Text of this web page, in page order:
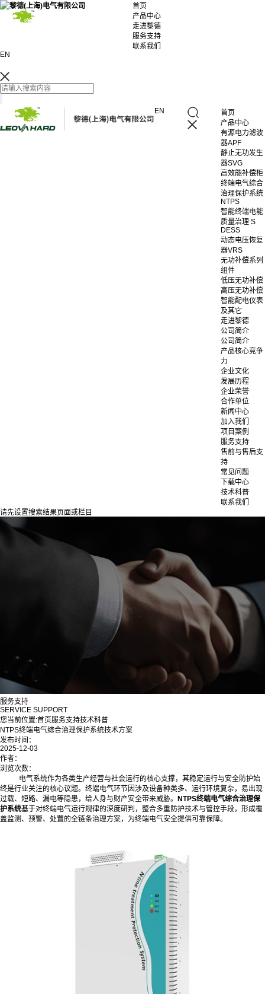
首页
产品中心
走进黎德
服务支持
联系我们
EN
EN
首页
产品中心
有源电力滤波
器APF
静止无功发生
器SVG
高效能补偿柜
终端电气综合
治理保护系统
NTPS
智能终端电能
质量治理 S
DESS
动态电压恢复
器VRS
无功补偿系列
组件
低压无功补偿
高压无功补偿
智能配电仪表
及其它
走进黎德
公司简介
公司简介
产品核心竞争
力
企业文化
发展历程
企业荣誉
合作单位
新闻中心
加入我们
项目案例
服务支持
售前与售后支
持
常见问题
下载中心
技术科普
联系我们
请先设置搜索结果页面或栏目
服务支持
SERVICE SUPPORT
您当前位置:首页服务支持技术科普
NTPS终端电气综合治理保护系统技术方案
发布时间：
2025-12-03
作者：
浏览次数：
电气系统作为各类生产经营与社会运行的核心支撑，其稳定运行与安全防护始
终是行业关注的核心议题。终端电气环节因涉及设备种类多、运行环境复杂，易出现
过载、短路、漏电等隐患，给人身与财产安全带来威胁。 NTPS终端电气综合治理保
护系统基于对终端电气运行规律的深度研判，整合多重防护技术与管控手段，形成覆
盖监测、预警、处置的全链条治理方案，为终端电气安全提供可靠保障。